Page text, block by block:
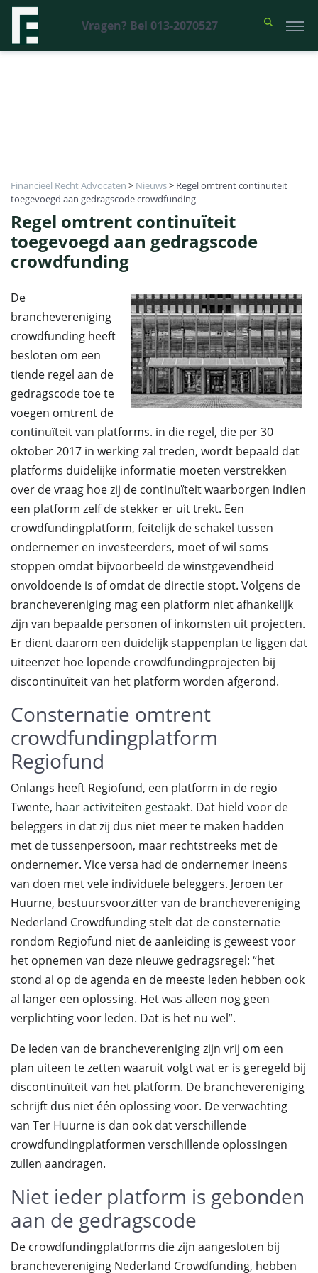
Vragen? Bel 013-2070527
Financieel Recht Advocaten > Nieuws> Regel omtrent continuïteit
toegevoegd aan gedragscode crowdfunding
Regel omtrent continuïteit
toegevoegd aan gedragscode
crowdfunding
De
branchevereniging
crowdfunding heeft
besloten om een
tiende regel aan de
gedragscode toe te
voegen omtrent de
continuïteit van platforms. in die regel, die per 30
oktober 2017 in werking zal treden, wordt bepaald dat
platforms duidelijke informatie moeten verstrekken
over de vraag hoe zij de continuïteit waarborgen indien
een platform zelf de stekker er uit trekt. Een
crowdfundingplatform, feitelijk de schakel tussen
ondernemer en investeerders, moet of wil soms
stoppen omdat bijvoorbeeld de winstgevendheid
onvoldoende is of omdat de directie stopt. Volgens de
branchevereniging mag een platform niet afhankelijk
zijn van bepaalde personen of inkomsten uit projecten.
Er dient daarom een duidelijk stappenplan te liggen dat
uiteenzet hoe lopende crowdfundingprojecten bij
discontinuïteit van het platform worden afgerond.
Consternatie omtrent
crowdfundingplatform
Regiofund
Onlangs heeft Regiofund, een platform in de regio
Twente, haar activiteiten gestaakt. Dat hield voor de
beleggers in dat zij dus niet meer te maken hadden
met de tussenpersoon, maar rechtstreeks met de
ondernemer. Vice versa had de ondernemer ineens
van doen met vele individuele beleggers. Jeroen ter
Huurne, bestuursvoorzitter van de branchevereniging
Nederland Crowdfunding stelt dat de consternatie
rondom Regiofund niet de aanleiding is geweest voor
het opnemen van deze nieuwe gedragsregel: “het
stond al op de agenda en de meeste leden hebben ook
al langer een oplossing. Het was alleen nog geen
verplichting voor leden. Dat is het nu wel”.
De leden van de branchevereniging zijn vrij om een
plan uiteen te zetten waaruit volgt wat er is geregeld bij
discontinuïteit van het platform. De branchevereniging
schrijft dus niet één oplossing voor. De verwachting
van Ter Huurne is dan ook dat verschillende
crowdfundingplatformen verschillende oplossingen
zullen aandragen.
Niet ieder platform is gebonden
aan de gedragscode
De crowdfundingplatforms die zijn aangesloten bij
branchevereniging Nederland Crowdfunding, hebben